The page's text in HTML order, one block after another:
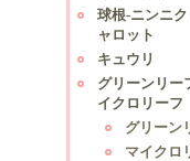
球根-ニンニ
ャロット
キュウリ
グリーンリー
イクロリーフ
グリーン
マイクロ